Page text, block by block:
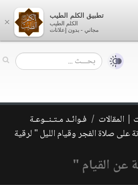
| المقالات
فـوائـد مـتـنــوعـة
على صلاة الفجر وقيام الليل " لرقية
عن القيام "
×
تطبيق الكلم الطيب
الكلم الطيب
مجاني - بدون إعلانات